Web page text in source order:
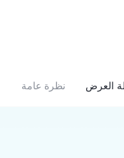
نظرة عامة العرض